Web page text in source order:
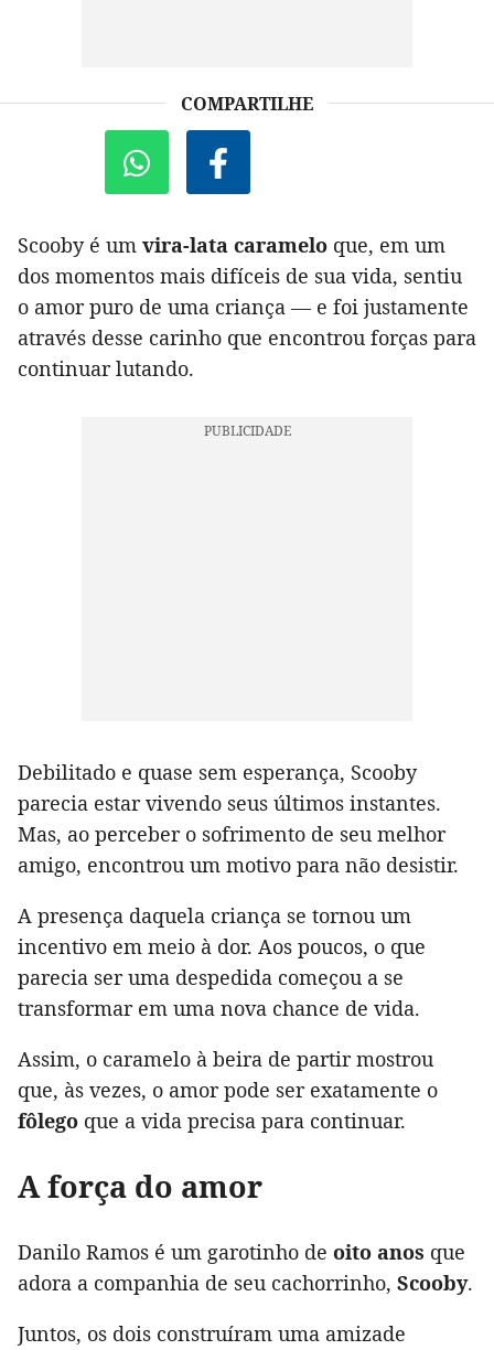
COMPARTILHE
Scooby é um vira-lata caramelo que, em um
dos momentos mais difíceis de sua vida, sentiu
o amor puro de uma criança — e foi justamente
através desse carinho que encontrou forças para
continuar lutando.
Debilitado e quase sem esperança, Scooby
parecia estar vivendo seus últimos instantes.
Mas, ao perceber o sofrimento de seu melhor
amigo, encontrou um motivo para não desistir.
A presença daquela criança se tornou um
incentivo em meio à dor. Aos poucos, o que
parecia ser uma despedida começou a se
transformar em uma nova chance de vida.
Assim, o caramelo à beira de partir mostrou
que, às vezes, o amor pode ser exatamente o
fôlego que a vida precisa para continuar.
A força do amor
Danilo Ramos é um garotinho de oito anos que
adora a companhia de seu cachorrinho, Scooby.
Juntos, os dois construíram uma amizade